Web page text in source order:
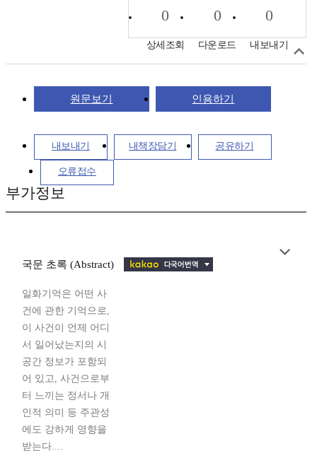
0
상세조회
0
다운로드
0
내보내기
원문보기 인용하기
내보내기 내책장담기 공유하기
오류접수
부가정보
국문 초록 (Abstract)
일화기억은 어떤 사
건에 관한 기억으로,
이 사건이 언제 어디
서 일어났는지의 시
공간 정보가 포함되
어 있고, 사건으로부
터 느끼는 정서나 개
인적 의미 등 주관성
에도 강하게 영향을
받는다....